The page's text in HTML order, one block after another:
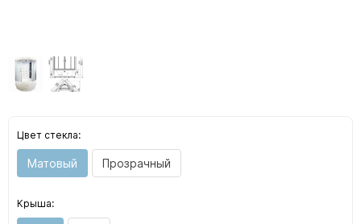
Цвет стекла:
Матовый Прозрачный
Крыша: